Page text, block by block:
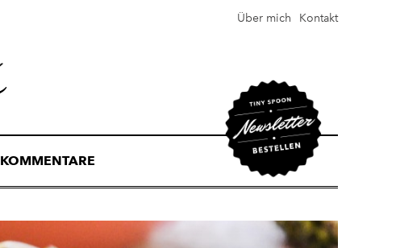
Über mich Kontakt
KOMMENTARE